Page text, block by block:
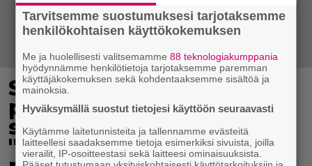
Salkkarit-tähti julkaisi
paidattoman kuvan –
suuntaa päivityksensä
"erotiikka-alan
Tarvitsemme suostumuksesi tarjotaksemme
henkilökohtaisen käyttökokemuksen
Me ja huolellisesti valitsemamme88 teknologiakumppania
hyödynnämme henkilötietoja tarjotaksemme paremman
käyttäjäkokemuksen sekä kohdentaaksemme sisältöä ja
mainoksia.
Hyväksymällä suostut tietojesi käyttöön seuraavasti
Käytämme laitetunnisteita ja tallennamme evästeitä
laitteellesi saadaksemme tietoja esimerkiksi sivuista, joilla
vierailit, IP-osoitteestasi sekä laitteesi ominaisuuksista.